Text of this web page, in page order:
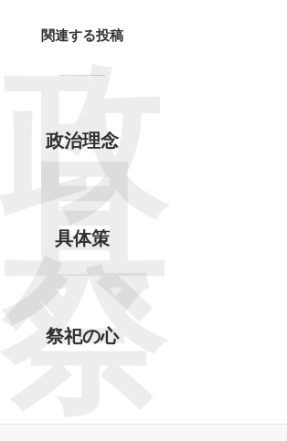
関連する投稿
政治理念
政
具体策
具
祭祀の心
祭